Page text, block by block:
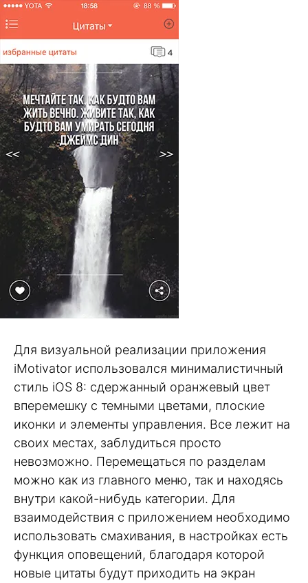
Для визуальной реализации приложения
iMotivator использовался минималистичный
стиль iOS 8: сдержанный оранжевый цвет
вперемешку с темными цветами, плоские
иконки и элементы управления. Все лежит на
своих местах, заблудиться просто
невозможно. Перемещаться по разделам
можно как из главного меню, так и находясь
внутри какой-нибудь категории. Для
взаимодействия с приложением необходимо
использовать смахивания, в настройках есть
функция оповещений, благодаря которой
новые цитаты будут приходить на экран